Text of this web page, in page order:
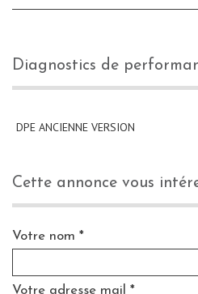
diagnostics de
DPE ANCIENNE VERSION
cette annonce vous
Votre nom *
Votre adresse mail *